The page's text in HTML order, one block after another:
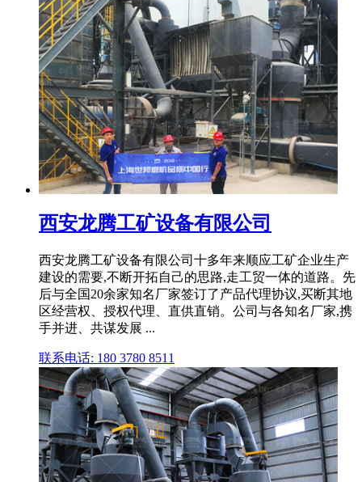
西安龙腾工矿设备有限公司
西安龙腾工矿设备有限公司十多年来顺应工矿企业生产
建设的需要,不断开拓自己的思路,走工贸一体的道路。先
后与全国20余家知名厂家签订了产品代理协议,买断其地
区经营权、授权代理、直供直销。公司与各知名厂家,携
手并进、共谋发展 ...
联系电话: 180 3780 8511